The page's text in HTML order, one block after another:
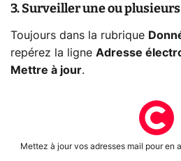
3. Surveiller une ou
Toujours dans la rubrique
repérez la ligne Adresse
Mettre à jour.
Mettez à jour vos adresses mail pour